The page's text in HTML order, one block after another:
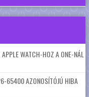
WATCH-HOZ A ONE-NÁL
65400 AZONOSÍTÓJÚ HIBA